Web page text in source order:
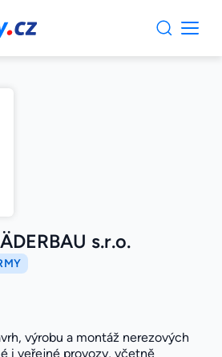
s.r.o.
výrobu a montáž nerezových
i veřejné provozy, včetně